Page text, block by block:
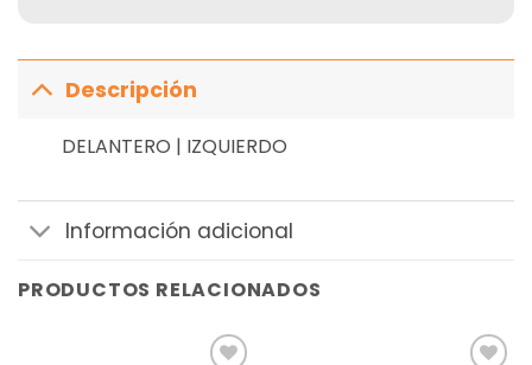
Descripción
DELANTERO | IZQUIERDO
Información adicional
PRODUCTOS RELACIONADOS